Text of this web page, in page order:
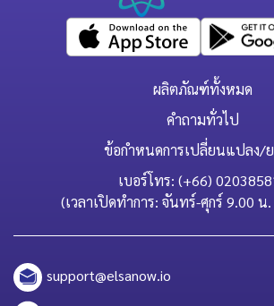
ผลิตภัณฑ์ทั้งหมด
คำถามทั่วไป
ข้อกำหนดการเปลี่ยนแปลง/ย
เบอร์โทร: (+66)
(เวลาเปิดทำการ: จันทร์-ศุกร์ 9.00 น
support@elsanow.io